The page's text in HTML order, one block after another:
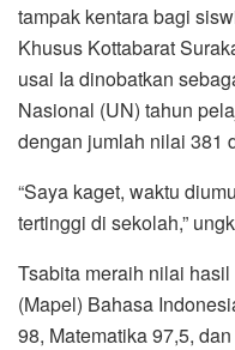
tampak kentara bagi
Khusus Kottabarat
usai Ia dinobatkan
Nasional (UN) tahun
dengan jumlah nilai 381
“Saya kaget, waktu
tertinggi di sekolah,”
Tsabita meraih nilai
(Mapel) Bahasa
98, Matematika 97,5,